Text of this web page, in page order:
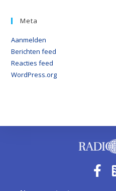
Meta
Aanmelden
Berichten feed
Reacties feed
WordPress.org